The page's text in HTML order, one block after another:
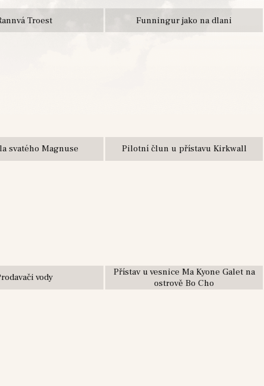
Troest Funningur jako na dlani
svatého Magnuse Pilotní člun u přístavu Kirkwall
vody
Přístav u vesnice Ma Kyone Galet na
ostrově Bo Cho